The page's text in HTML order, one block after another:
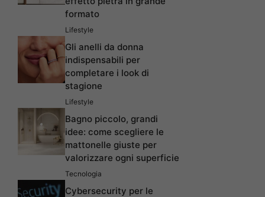
formato
Lifestyle
Gli anelli da donna
indispensabili per
completare i look di
stagione
Lifestyle
Bagno piccolo, grandi
idee: come scegliere le
mattonelle giuste per
valorizzare ogni superficie
Tecnologia
Cybersecurity per le